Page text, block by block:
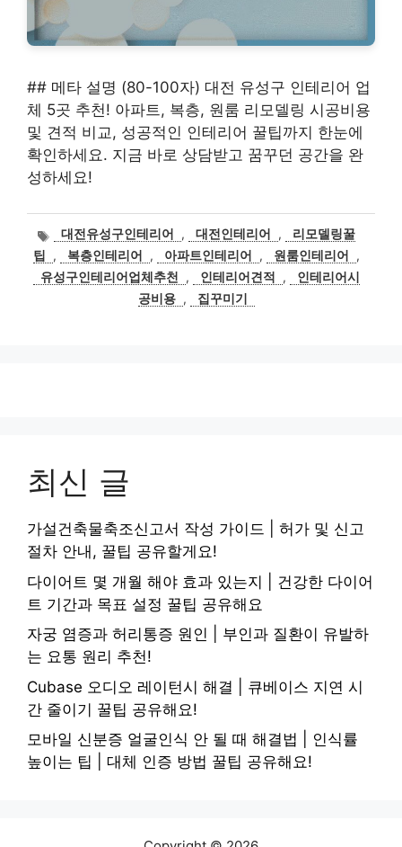
## 메타 설명 (80-100자) 대전 유성구 인테리어 업
체 5곳 추천! 아파트, 복층, 원룸 리모델링 시공비용
및 견적 비교, 성공적인 인테리어 꿀팁까지 한눈에
확인하세요. 지금 바로 상담받고 꿈꾸던 공간을 완
성하세요!
태대전유성구인테리어 , 대전인테리어 ,
리모델링꿀
팁
, 복층인테리어 , 아파트인테리어 , 원룸인테리어
,
유성구인테리어업체추천
, 인테리어견적 ,
인테리어시
공비용 , 집꾸미기
최신 글
가설건축물축조신고서 작성 가이드 | 허가 및 신고
절차 안내, 꿀팁 공유할게요!
다이어트 몇 개월 해야 효과 있는지 | 건강한 다이어
트 기간과 목표 설정 꿀팁 공유해요
자궁 염증과 허리통증 원인 | 부인과 질환이 유발하
는 요통 원리 추천!
Cubase 오디오 레이턴시 해결 | 큐베이스 지연 시
간 줄이기 꿀팁 공유해요!
모바일 신분증 얼굴인식 안 될 때 해결법 | 인식률
높이는 팁 | 대체 인증 방법 꿀팁 공유해요!